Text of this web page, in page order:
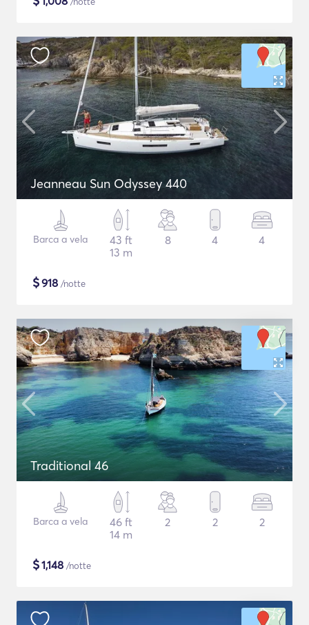
Jeanneau Sun Odyssey 440
Barca a vela
43 ft
13 m
8 4 4
$918 /notte
Traditional 46
Barca a vela
46 ft
14 m
2 2 2
$1,148 /notte